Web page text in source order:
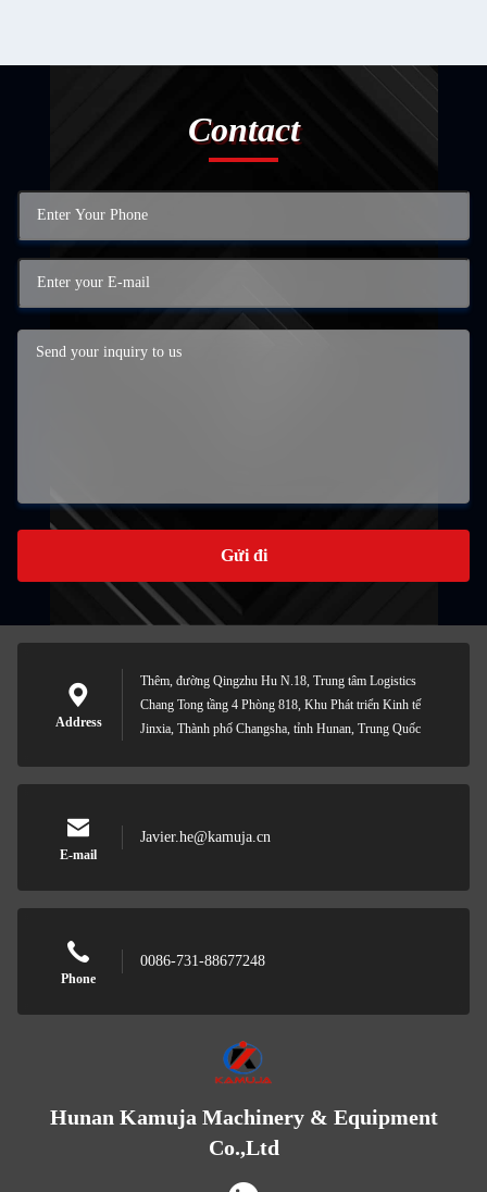
Contact
Gửi đi
Address
Thêm, đường Qingzhu Hu N.18, Trung tâm Logistics
Chang Tong tầng 4 Phòng 818, Khu Phát triển Kinh tế
Jinxia, Thành phố Changsha, tỉnh Hunan, Trung Quốc
E-mail
Javier.he@kamuja.cn
Phone
0086-731-88677248
Hunan Kamuja Machinery & Equipment
Co.,Ltd